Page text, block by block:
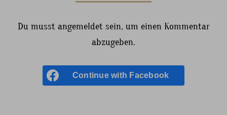
Du musst angemeldet sein, um einen Kommentar
abzugeben.
Continue with Facebook